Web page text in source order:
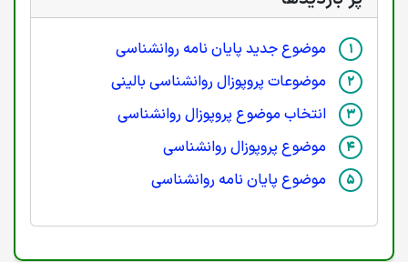
موضوع جدید پایان نامه روانشناسی
موضوعات پروپوزال روانشناسی بالینی
انتخاب موضوع پروپوزال روانشناسی
موضوع پروپوزال روانشناسی
موضوع پایان نامه روانشناسی